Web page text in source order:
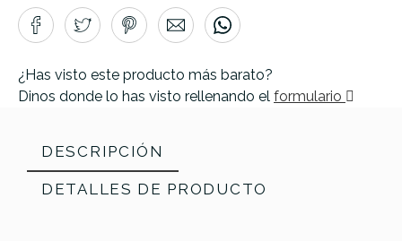
¿Has visto este producto más barato?
Dinos donde lo has visto rellenando el formulario
DESCRIPCIÓN
DETALLES DE PRODUCTO